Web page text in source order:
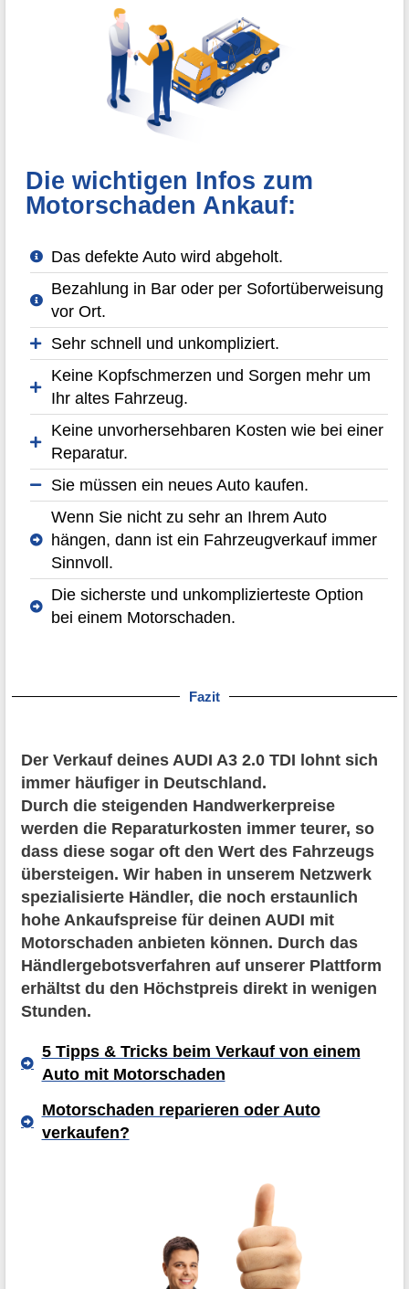
Die wichtigen Infos zum
Motorschaden Ankauf:
Das defekte Auto wird abgeholt.
Bezahlung in Bar oder per Sofortüberweisung
vor Ort.
Sehr schnell und unkompliziert.
Keine Kopfschmerzen und Sorgen mehr um
Ihr altes Fahrzeug.
Keine unvorhersehbaren Kosten wie bei einer
Reparatur.
Sie müssen ein neues Auto kaufen.
Wenn Sie nicht zu sehr an Ihrem Auto
hängen, dann ist ein Fahrzeugverkauf immer
Sinnvoll.
Die sicherste und unkomplizierteste Option
bei einem Motorschaden.
Fazit
Der Verkauf deines AUDI A3 2.0 TDI lohnt sich
immer häufiger in Deutschland.
Durch die steigenden Handwerkerpreise
werden die Reparaturkosten immer teurer, so
dass diese sogar oft den Wert des Fahrzeugs
übersteigen. Wir haben in unserem Netzwerk
spezialisierte Händler, die noch erstaunlich
hohe Ankaufspreise für deinen AUDI mit
Motorschaden anbieten können. Durch das
Händlergebotsverfahren auf unserer Plattform
erhältst du den Höchstpreis direkt in wenigen
Stunden.
5 Tipps & Tricks beim Verkauf von einem
Auto mit Motorschaden
Motorschaden reparieren oder Auto
verkaufen?